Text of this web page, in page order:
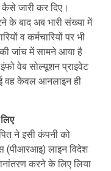
जारी कर दिए।
के बाद अब भारी संख्या में
व कर्मचारियों पर भी
जांच में सामने आया है
वेब सोल्यूशन प्राइवेट
वह केवल आनलाइन ही
ने इसी कंपनी को
(पीआरआइ) लाइन विदेश
करने के लिए लिया